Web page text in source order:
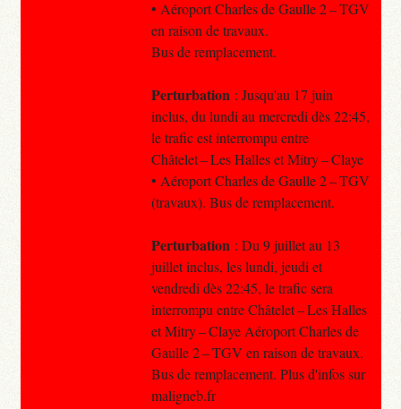
• Aéroport Charles de Gaulle 2 – TGV
en raison de travaux.
Bus de remplacement.
Perturbation : Jusqu'au 17 juin
inclus, du lundi au mercredi dès 22:45,
le trafic est interrompu entre
Châtelet – Les Halles et Mitry – Claye
• Aéroport Charles de Gaulle 2 – TGV
(travaux). Bus de remplacement.
Perturbation : Du 9 juillet au 13
juillet inclus, les lundi, jeudi et
vendredi dès 22:45, le trafic sera
interrompu entre Châtelet – Les Halles
et Mitry – Claye Aéroport Charles de
Gaulle 2 – TGV en raison de travaux.
Bus de remplacement. Plus d'infos sur
maligneb.fr